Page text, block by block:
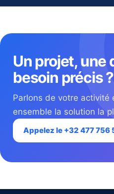
Un projet, une
besoin précis ?
Parlons de votre activité
ensemble la solution la
Appelez le +32 477 756